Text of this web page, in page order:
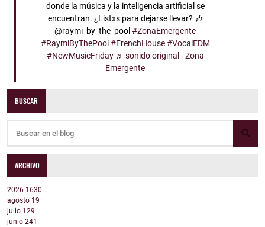
donde la música y la inteligencia artificial se
encuentran. ¿Listxs para dejarse llevar? 🎶
@raymi_by_the_pool#ZonaEmergente
#RaymiByThePool #FrenchHouse #VocalEDM
#NewMusicFriday ♬ sonido original - Zona
Emergente
BUSCAR
ARCHIVO
2026 1630
agosto 19
julio 129
junio 241